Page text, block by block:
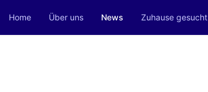
Home Über uns News Zuhause gesucht